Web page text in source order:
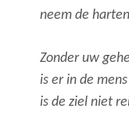
neem de
Zonder uw
is er in de
is de ziel niet